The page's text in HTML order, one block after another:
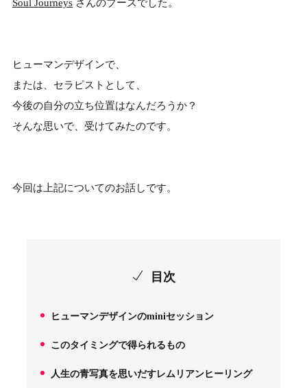
Soul Journeysさんのブースでした。
ヒューマンデザインで、
または、セラピストとして、
今後の自分の立ち位置はなんだろうか？
そんな思いで、受けてみたのです。
今回は上記についてのお話しです。
目次
ヒューマンデザインのminiセッション
2.
このタイミングで得られるもの
3.
人生の青写真を思いだすレムリアンヒーリング